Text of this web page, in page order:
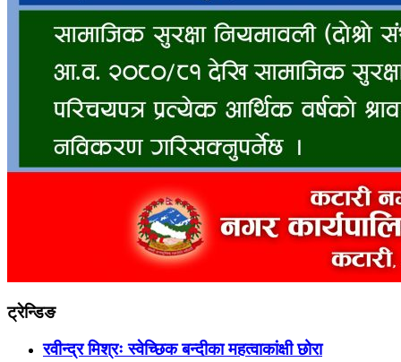
ट्रेन्डिङ
रवीन्द्र मिश्रः स्वेच्छिक बन्दीका महत्वाकांक्षी छोरा